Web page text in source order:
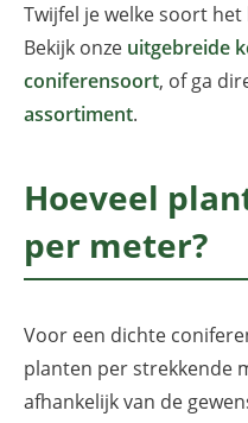
Twijfel je welke soort
Bekijk onze uitgebreide
coniferensoort, of ga
assortiment.
Hoeveel
per meter?
Voor een dichte
planten per strekkende
afhankelijk van de